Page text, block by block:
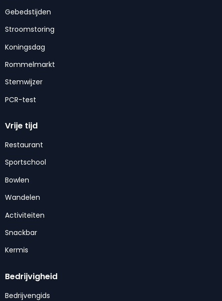
Gebedstijden
Stroomstoring
Koningsdag
Rommelmarkt
Stemwijzer
PCR-test
Vrije tijd
Restaurant
Sportschool
Bowlen
Wandelen
Activiteiten
Snackbar
Kermis
Bedrijvigheid
Bedrijvengids